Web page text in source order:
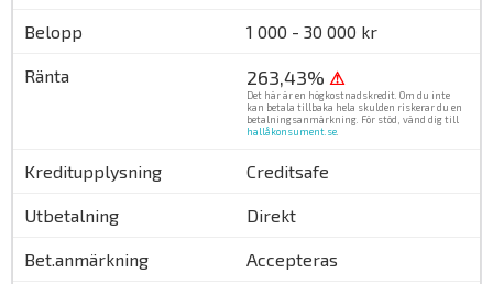
1 000 - 30 000 kr
263,43% ⚠
Det här är en högkostnadskredit. Om du inte
kan betala tillbaka hela skulden riskerar du en
betalningsanmärkning. För stöd, vänd dig till
hallåkonsument.se
Creditsafe
Direkt
Accepteras